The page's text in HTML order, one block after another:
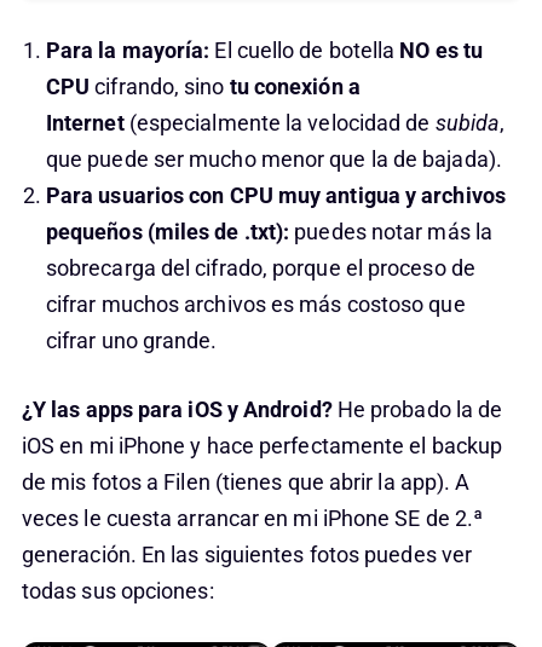
Para la mayoría: El cuello de botella NO es tu
CPU cifrando, sino tu conexión a
Internet(especialmente la velocidad de subida,
que puede ser mucho menor que la de bajada).
Para usuarios con CPU muy antigua y archivos
pequeños (miles de .txt): puedes notar más la
sobrecarga del cifrado, porque el proceso de
cifrar muchos archivos es más costoso que
cifrar uno grande.
¿Y las apps para iOS y Android? He probado la de
iOS en mi iPhone y hace perfectamente el backup
de mis fotos a Filen (tienes que abrir la app). A
veces le cuesta arrancar en mi iPhone SE de 2.ª
generación. En las siguientes fotos puedes ver
todas sus opciones: